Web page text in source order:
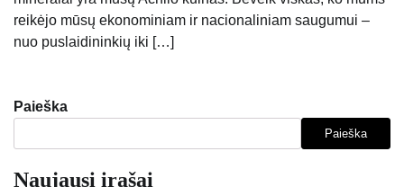
reikėjo mūsų ekonominiam ir nacionaliniam saugumui –
nuo ​​puslaidininkių iki […]
Paieška
Paieška
Naujausi įrašai